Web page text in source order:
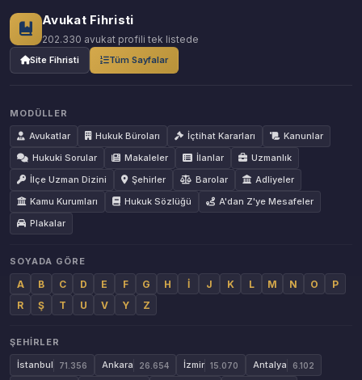
Avukat Fihristi
202.330 avukat profili tek listede
Site Fihristi Tüm Sayfalar
MODÜLLER
Avukatlar
Hukuk Büroları İçtihat Kararları
Kanunlar
Hukuki Sorular
Makaleler İlanlar
Uzmanlık
İlçe Uzman Dizini
Şehirler Barolar
Adliyeler
Kamu Kurumları
Hukuk Sözlüğü
A'dan Z'ye Mesafeler
Plakalar
SOYADA GÖRE
A B C D E F G H İ J K L M N O
P
R
Ş T U V Y Z
ŞEHIRLER
İstanbul
71.356 Ankara 26.654 İzmir 15.070 Antalya 6.102